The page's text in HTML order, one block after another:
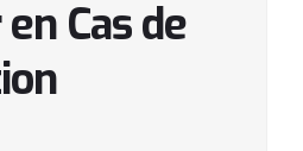
Cas de